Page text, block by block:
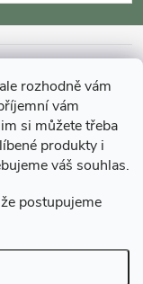
rozhodně vám
vám
si můžete třeba
produkty i
váš souhlas.
postupujeme
zahrad a interiérů